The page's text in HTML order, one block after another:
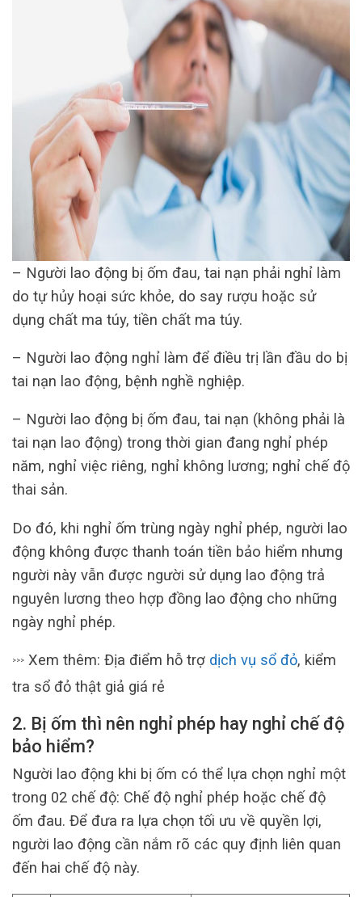
– Người lao động bị ốm đau, tai nạn phải nghỉ làm
do tự hủy hoại sức khỏe, do say rượu hoặc sử
dụng chất ma túy, tiền chất ma túy.
– Người lao động nghỉ làm để điều trị lần đầu do bị
tai nạn lao động, bệnh nghề nghiệp.
– Người lao động bị ốm đau, tai nạn (không phải là
tai nạn lao động) trong thời gian đang nghỉ phép
năm, nghỉ việc riêng, nghỉ không lương; nghỉ chế độ
thai sản.
Do đó, khi nghỉ ốm trùng ngày nghỉ phép, người lao
động không được thanh toán tiền bảo hiểm nhưng
người này vẫn được người sử dụng lao động trả
nguyên lương theo hợp đồng lao động cho những
ngày nghỉ phép.
>>> Xem thêm: Địa điểm hỗ trợ dịch vụ sổ đỏ, kiểm
tra sổ đỏ thật giả giá rẻ
2. Bị ốm thì nên nghỉ phép hay nghỉ chế độ
bảo hiểm?
Người lao động khi bị ốm có thể lựa chọn nghỉ một
trong 02 chế độ: Chế độ nghỉ phép hoặc chế độ
ốm đau. Để đưa ra lựa chọn tối ưu về quyền lợi,
người lao động cần nắm rõ các quy định liên quan
đến hai chế độ này.